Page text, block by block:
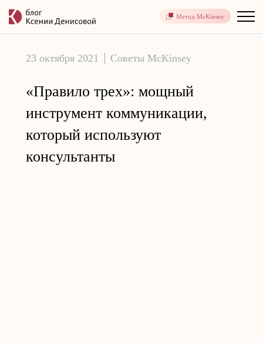
Метод McKinsey
23 октября 2021 Советы McKinsey
«Правило трех»: мощный
инструмент коммуникации,
который используют
консультанты